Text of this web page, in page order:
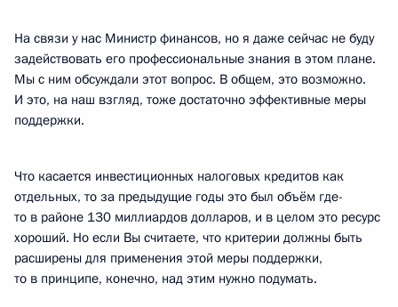
На связи у нас Министр финансов, но я даже сейчас не буду
задействовать его профессиональные знания в этом плане.
Мы с ним обсуждали этот вопрос. В общем, это возможно.
И это, на наш взгляд, тоже достаточно эффективные меры
поддержки.
Что касается инвестиционных налоговых кредитов как
отдельных, то за предыдущие годы это был объём где-
то в районе 130 миллиардов долларов, и в целом это ресурс
хороший. Но если Вы считаете, что критерии должны быть
расширены для применения этой меры поддержки,
то в принципе, конечно, над этим нужно подумать.